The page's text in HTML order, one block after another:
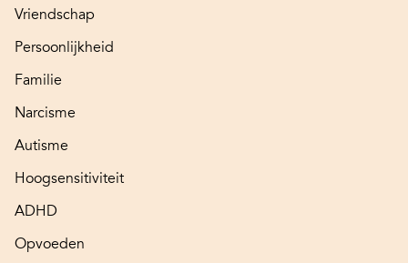
Vriendschap
Persoonlijkheid
Familie
Narcisme
Autisme
Hoogsensitiviteit
ADHD
Opvoeden